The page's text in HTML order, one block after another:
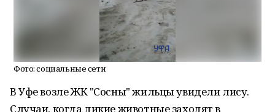
Фото: социальные сети
В Уфе возле ЖК "Сосны" жильцы увидели лису.
Случаи, когда дикие животные заходят в